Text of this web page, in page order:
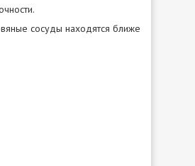
сосуды находятся ближе